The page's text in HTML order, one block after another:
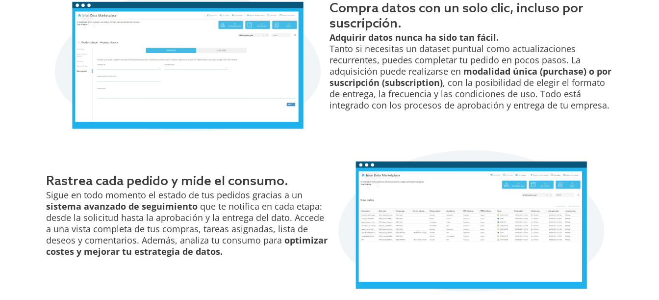
Compra datos con un solo clic, incluso por
suscripción.
Adquirir datos nunca ha sido tan fácil.
Tanto si necesitas un dataset puntual como actualizaciones
recurrentes, puedes completar tu pedido en pocos pasos. La
adquisición puede realizarse en modalidad única (purchase) o por
suscripción (subscription), con la posibilidad de elegir el formato
de entrega, la frecuencia y las condiciones de uso. Todo está
integrado con los procesos de aprobación y entrega de tu empresa.
Rastrea cada pedido y mide el consumo.
Sigue en todo momento el estado de tus pedidos gracias a un
sistema avanzado de seguimiento que te notifica en cada etapa:
desde la solicitud hasta la aprobación y la entrega del dato. Accede
a una vista completa de tus compras, tareas asignadas, lista de
deseos y comentarios. Además, analiza tu consumo paraoptimizar
costes y mejorar tu estrategia de datos.